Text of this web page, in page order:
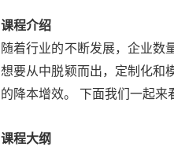
课程介绍
随着行业的不断发展，企业数
想要从中脱颖而出，定制化和
的降本增效。 下面我们一起来
课程大纲